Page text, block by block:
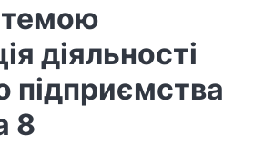
темою
діяльності
підприємства
8